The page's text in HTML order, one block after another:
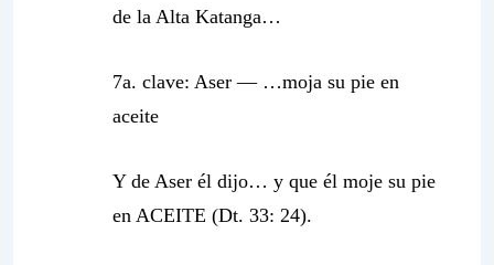
de la Alta Katanga…
7a. clave: Aser — …moja su pie en
aceite
Y de Aser él dijo… y que él moje su pie
en ACEITE (Dt. 33: 24).